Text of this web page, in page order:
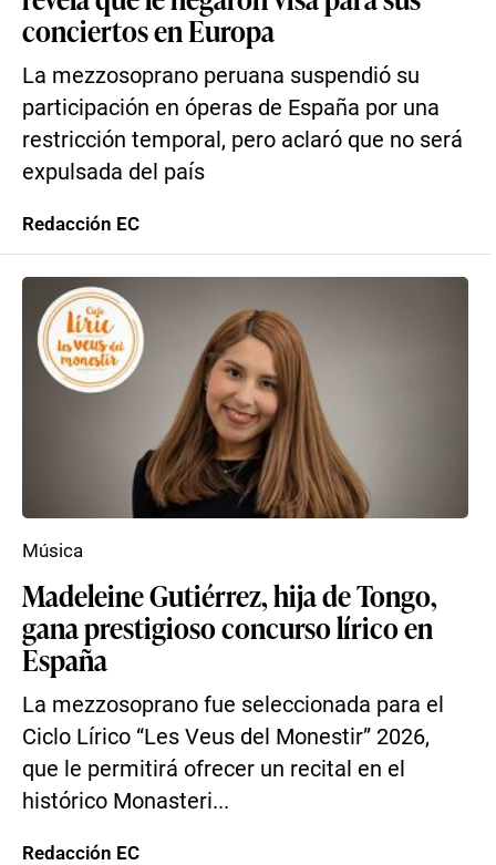
conciertos en Europa
La mezzosoprano peruana suspendió su
participación en óperas de España por una
restricción temporal, pero aclaró que no será
expulsada del país
Redacción EC
Madeleine Gutiérrez, hija de Tongo,
gana prestigioso concurso lírico en
España
La mezzosoprano fue seleccionada para el
Ciclo Lírico “Les Veus del Monestir” 2026,
que le permitirá ofrecer un recital en el
histórico Monasteri...
Música
Redacción EC